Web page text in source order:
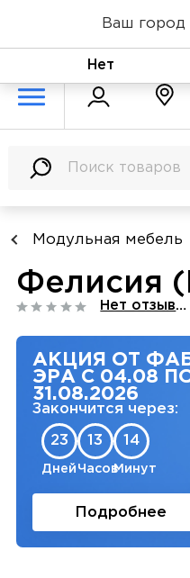
Модульная мебель
Фелисия
Нет отзывов
АКЦИЯ ОТ
ЭРА С 04.08
31.08.2026
Закончится через:
23 13 14
Дней ЧасовМинут
Подробнее
Ваш город
Нет